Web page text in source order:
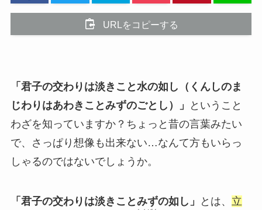
URLをコピーする
「君子の交わりは淡きこと水の如し（くんしのま
じわりはあわきことみずのごとし）」
ということ
わざを知っていますか？ちょっと昔の言葉みたい
で、さっぱり想像も出来ない…なんて方もいらっ
しゃるのではないでしょうか。
「君子の交わりは淡きことみずの如し」 とは、 立